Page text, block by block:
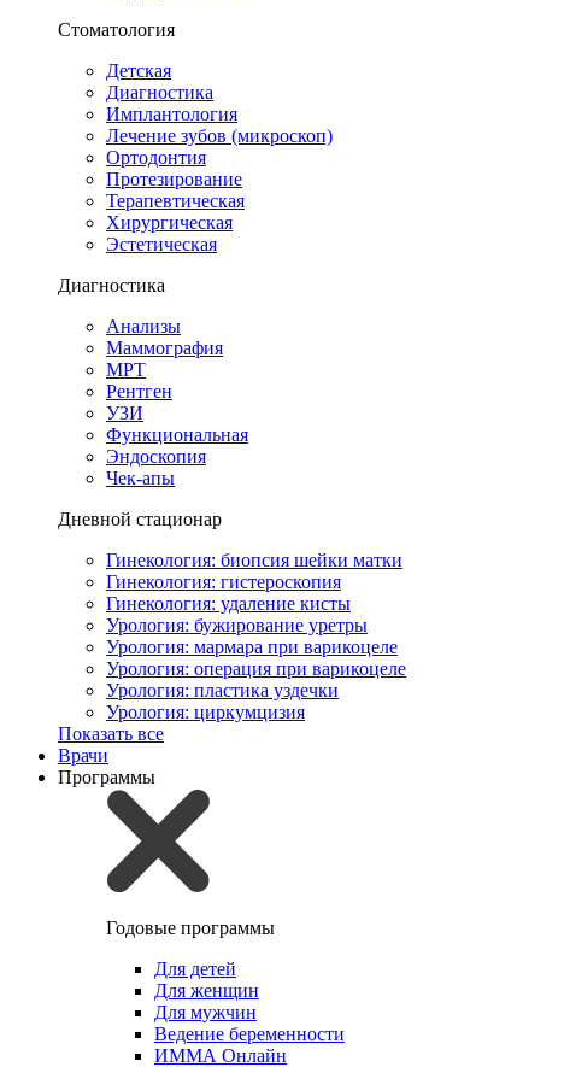
Стоматология
Детская
Диагностика
Имплантология
Лечение зубов (микроскоп)
Ортодонтия
Протезирование
Терапевтическая
Хирургическая
Эстетическая
Диагностика
Анализы
Маммография
МРТ
Рентген
УЗИ
Функциональная
Эндоскопия
Чек-апы
Дневной стационар
Гинекология: биопсия шейки матки
Гинекология: гистероскопия
Гинекология: удаление кисты
Урология: бужирование уретры
Урология: мармара при варикоцеле
Урология: операция при варикоцеле
Урология: пластика уздечки
Урология: циркумцизия
Показать все
Врачи
Программы
Годовые программы
Для детей
Для женщин
Для мужчин
Ведение беременности
ИММА Онлайн